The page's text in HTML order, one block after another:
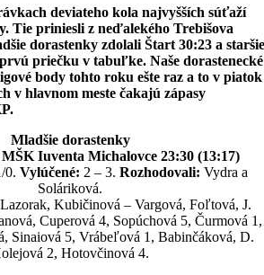
deviateho kola najvyšších súťaží
Tie priniesli z neďalekého Trebišova
dorastenky zdolali Štart 30:23 a staršie
priečku v tabuľke. Naše dorastenecké
body tohto roku ešte raz a to v piatok
v hlavnom meste čakajú zápasy
Mladšie dorastenky
Iuventa Michalovce 23:30 (13:17)
0. Vylúčené: 2 – 3. Rozhodovali: Vydra a
Soláriková.
Lazorak, Kubičinová – Vargová, Foľtová, J.
Cuperová 4, Sopúchová 5, Čurmová 1,
Sinaiová 5, Vrábeľová 1, Babinčáková, D.
2, Hotovčinová 4.